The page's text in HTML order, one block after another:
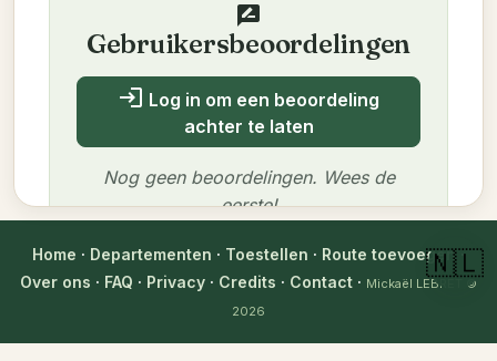
rate_review
Gebruikersbeoordelingen
login Log in om een beoordeling
achter te laten
Nog geen beoordelingen. Wees de
eerste!
Home · Departementen · Toestellen · Route toevoegen·
Over ons · FAQ · Privacy · Credits · Contact · Mickaël LEBRET
©
2026
🇳🇱